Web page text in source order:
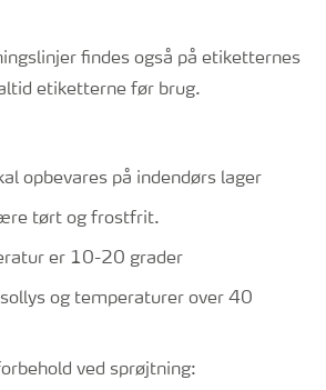
findes også på etiketternes
etiketterne før brug.
opbevares på indendørs lager
tørt og frostfrit.
er 10-20 grader
og temperaturer over 40
ved sprøjtning: